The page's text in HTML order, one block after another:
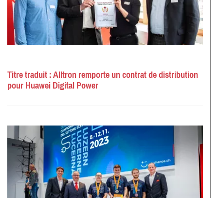
Titre traduit : Alltron remporte un contrat de distribution
pour Huawei Digital Power